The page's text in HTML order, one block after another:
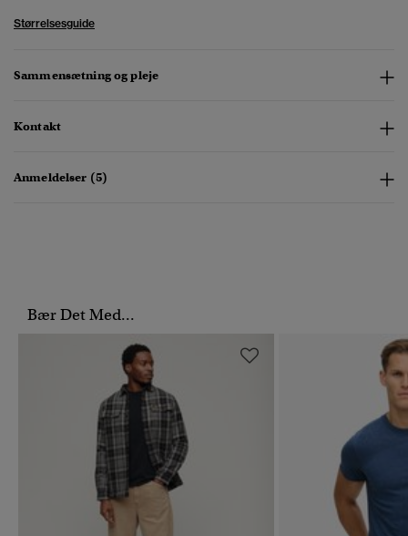
Størrelsesguide
Sammensætning og pleje
Kontakt
Anmeldelser (5)
Bær Det Med...